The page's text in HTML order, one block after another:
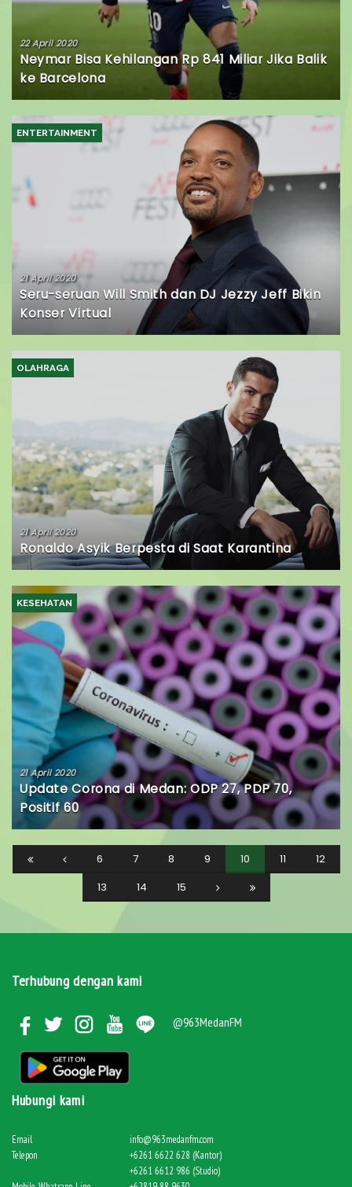
22 April 2020
Neymar Bisa Kehilangan Rp 841 Miliar Jika Balik
ke Barcelona
ENTERTAINMENT
21 April 2020
Seru-seruan Will Smith dan DJ Jezzy Jeff Bikin
Konser Virtual
OLAHRAGA
21 April 2020
Ronaldo Asyik Berpesta di Saat Karantina
KESEHATAN
21 April 2020
Update Corona di Medan: ODP 27, PDP 70,
Positif 60
6 7 8 9 10 11
12
13
14 15
Terhubung dengan kami
@963MedanFM
Hubungi kami
Email
info@963medanfm.com
Telepon
+6261 6622 628 (Kantor)
+6261 6612 986 (Studio)